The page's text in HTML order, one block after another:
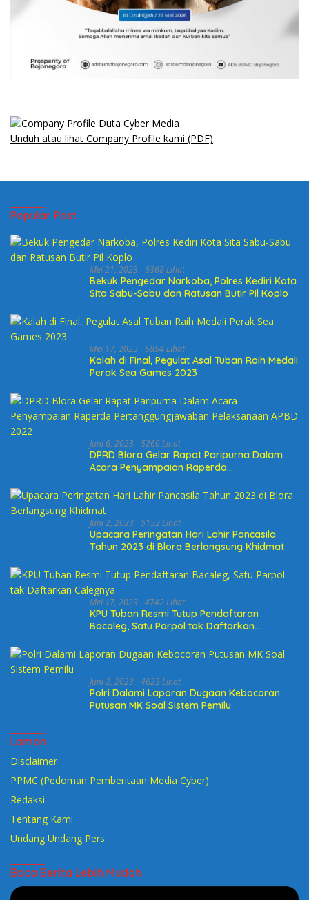
Unduh atau lihat Company Profile kami (PDF)
Popular Post
Mei 21, 2023 6368 Lihat
Bekuk Pengedar Narkoba, Polres Kediri Kota
Sita Sabu-Sabu dan Ratusan Butir Pil Koplo
Mei 17, 2023 5854 Lihat
Kalah di Final, Pegulat Asal Tuban Raih Medali
Perak Sea Games 2023
Juni 6, 2023 5260 Lihat
DPRD Blora Gelar Rapat Paripurna Dalam
Acara Penyampaian Raperda
2022
Juni 2, 2023 5152 Lihat
Upacara Peringatan Hari Lahir Pancasila
Tahun 2023 di Blora Berlangsung Khidmat
Mei 17, 2023 4742 Lihat
KPU Tuban Resmi Tutup Pendaftaran
Bacaleg, Satu Parpol tak Daftarkan
Juni 2, 2023 4623 Lihat
Polri Dalami Laporan Dugaan Kebocoran
Putusan MK Soal Sistem Pemilu
Laman
Disclaimer
PPMC (Pedoman Pemberitaan Media Cyber)
Redaksi
Tentang Kami
Undang Undang Pers
Baca Berita Lebih Mudah